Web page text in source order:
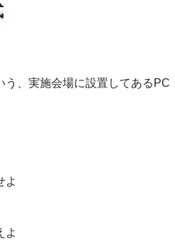
う、実施会場に設置してあるPC
よ
よ